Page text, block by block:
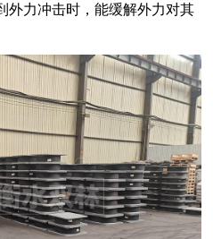
外力冲击时，能缓解外力对其